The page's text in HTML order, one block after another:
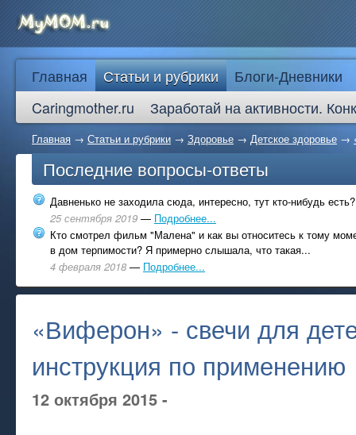
Главная Статьи и рубрики
Блоги-Дневники
Caringmother.ru
Заработай на активности.
Главная → Статьи и рубрики → Здоровье → Детское здоровье →
Последние вопросы-ответы
Давненько не заходила сюда, интересно, тут кто-нибудь есть?
25 сентября 2019 — Подробнее...
Кто смотрел фильм "Малена" и как вы относитесь к тому
в дом терпимости? Я примерно слышала, что такая...
4 февраля 2018 — Подробнее...
«Виферон» - свечи для
инструкция по применению
12 октября 2015 -